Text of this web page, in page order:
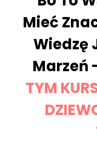
Mieć
Wiedzę
Marzeń
TYM